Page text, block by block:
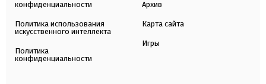
конфиденциальности
Политика использования
искусственного интеллекта
Политика
конфиденциальности
Архив
Карта сайта
Игры